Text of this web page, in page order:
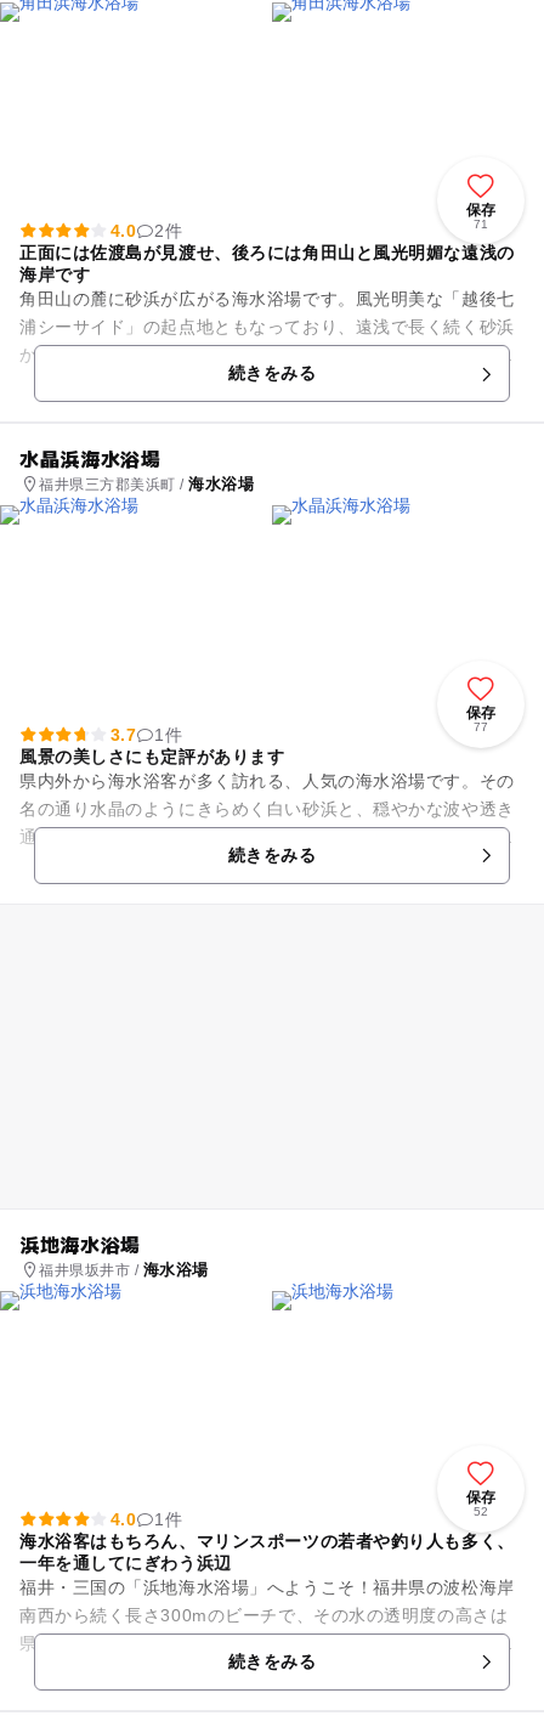
保存
71
4.0
2件
正面には佐渡島が見渡せ、後ろには角田山と風光明媚な遠浅の
海岸です
角田山の麓に砂浜が広がる海水浴場です。風光明美な「越後七
浦シーサイド」の起点地ともなっており、遠浅で長く続く砂浜
からは蒼い海と岬の白い灯台が特徴です。晴れた日には佐渡も
一望でき、夕日の鑑賞スポッ...続きをみる
水晶浜海水浴場
福井県三方郡美浜町 /海水浴場
保存
77
3.7
1件
風景の美しさにも定評があります
県内外から海水浴客が多く訪れる、人気の海水浴場です。その
名の通り水晶のようにきらめく白い砂浜と、穏やかな波や透き
通った青い海が自慢の海水浴場。体についてもすぐに落ちてし
まうほど砂粒が細かく、歩く...続きをみる
浜地海水浴場
福井県坂井市 / 海水浴場
保存
52
4.0
1件
海水浴客はもちろん、マリンスポーツの若者や釣り人も多く、
一年を通してにぎわう浜辺
福井・三国の「浜地海水浴場」へようこそ！福井県の波松海岸
南西から続く長さ300mのビーチで、その水の透明度の高さは
県内でも有名です。しかも砂地の浜辺の砂は細かい砂利状だか
ら、身体についても軽く払...続きをみる